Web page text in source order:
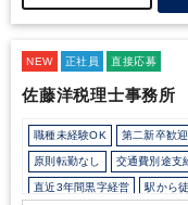
NEW 正社員 直接応募
佐藤洋税理士事務所
職種未経験OK 第二新卒歓迎
原則転勤なし 交通費別途支
直近3年間黒字経営 駅から